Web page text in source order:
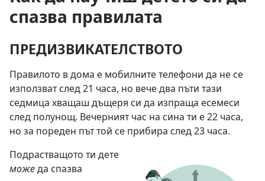
спазва правилата
ПРЕДИЗВИКАТЕЛСТВОТО
Правилото в дома е мобилните телефони да не се
използват след 21 часа, но вече два пъти тази
седмица хващаш дъщеря си да изпраща есемеси
след полунощ. Вечерният час на сина ти е 22 часа,
но за пореден път той се прибира след 23 часа.
Подрастващото ти дете
можеда спазва